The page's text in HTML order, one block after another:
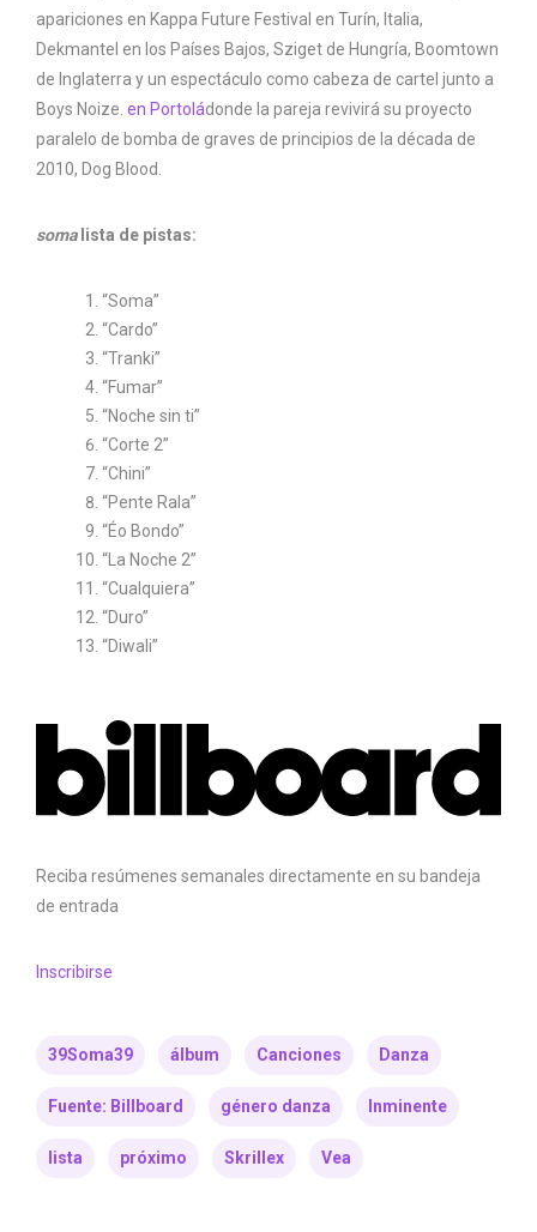
apariciones en Kappa Future Festival en Turín, Italia,
Dekmantel en los Países Bajos, Sziget de Hungría, Boomtown
de Inglaterra y un espectáculo como cabeza de cartel junto a
Boys Noize. en Portoládonde la pareja revivirá su proyecto
paralelo de bomba de graves de principios de la década de
2010, Dog Blood.
soma lista de pistas:
“Soma”
“Cardo”
“Tranki”
“Fumar”
“Noche sin ti”
“Corte 2”
“Chini”
“Pente Rala”
“Éo Bondo”
“La Noche 2”
“Cualquiera”
“Duro”
“Diwali”
Reciba resúmenes semanales directamente en su bandeja
de entrada
Inscribirse
39Soma39 álbum Canciones Danza
Fuente: Billboard género danza Inminente
lista próximo Skrillex Vea